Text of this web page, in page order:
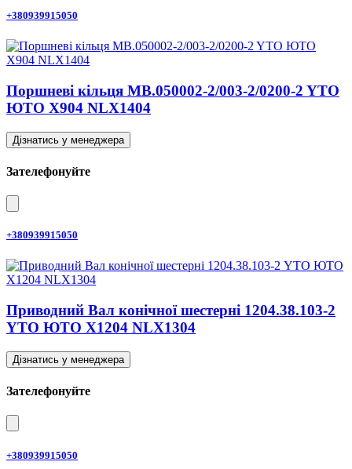
+380939915050
Поршневі кільця MB.050002-2/003-2/0200-2 YTO
ЮТО X904 NLX1404
Дізнатись у менеджера
Зателефонуйте
+380939915050
Приводний Вал конічної шестерні 1204.38.103-2
YTO ЮТО X1204 NLX1304
Дізнатись у менеджера
Зателефонуйте
+380939915050